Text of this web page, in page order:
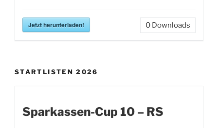
Jetzt herunterladen! 0 Downloads
STARTLISTEN 2026
Sparkassen-Cup 10 – RS